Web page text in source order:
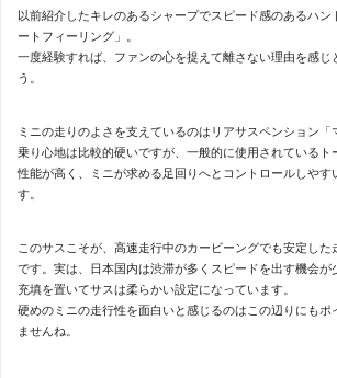
以前紹介したキレのあるシャープでスピード感のあるハン
ートフィーリング」。
一度経験すれば、ファンの心を捉えて離さない理由を感じ
う。
ミニの走りのよさを支えているのはリアサスペンション「
乗り心地は比較的硬いですが、一般的に使用されているト
性能が高く、ミニが求める足回りへとコントロールしやす
す。
このサスこそが、高速走行中のカービーングでも安定し
です。実は、日本国内は渋滞が多くスピードを出す機会が
充填を置いてサスは柔らかい設定になっています。
硬めのミニの走行性を面白いと感じるのはこの辺りにもポ
ませんね。